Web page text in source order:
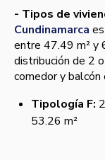
- Tipos de
Cundinamarca
entre 47.49 m² y
distribución de 2
comedor y balcón
Tipología F:
53.26 m²